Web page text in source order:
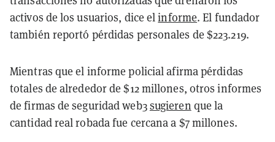
activos de los usuarios, dice elinforme. El fundador
también reportó pérdidas personales de $223.219.
Mientras que el informe policial afirma pérdidas
totales de alrededor de $12 millones, otros informes
de firmas de seguridad web3sugieren que la
cantidad real robada fue cercana a $7 millones.